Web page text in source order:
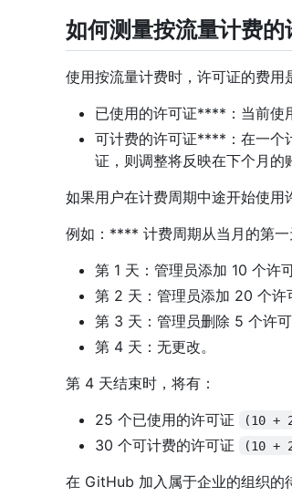
如何测量按流量计费的
使用按流量计费时，许可证的费
已使用的许可证****：当前使
可计费的许可证****：在一个
证，则调整将反映在下个月的
如果用户在计费周期中途开始使用
例如：**** 计费周期从当月的第一
第 1 天：管理员添加 10 个许
第 2 天：管理员添加 20 个许
第 3 天：管理员删除 5 个许可
第 4 天：无更改。
第 4 天结束时，将有：
25 个已使用的许可证
(10 +
30 个可计费的许可证
(10 +
在 GitHub 加入属于企业的组织的